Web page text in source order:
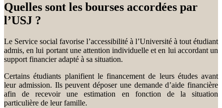
Quelles sont les bourses accordées par
l’USJ ?
Le Service social favorise l’accessibilité à l’Université à tout étudiant
admis, en lui portant une attention individuelle et en lui accordant un
support financier adapté à sa situation.
Certains étudiants planifient le financement de leurs études avant
leur admission. Ils peuvent déposer une demande d’aide financière
afin de recevoir une estimation en fonction de la situation
particulière de leur famille.